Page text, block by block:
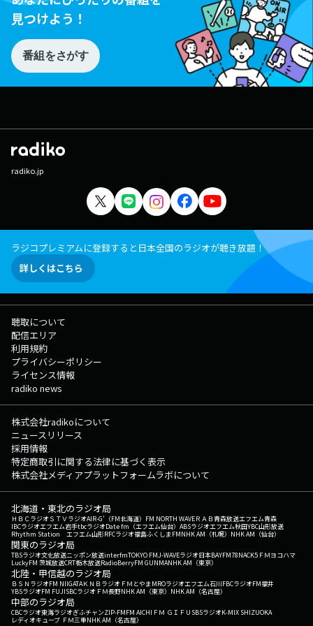
見つけよう！
番組をさがす
radiko.jp
ラジコプレミアムに登録すると日本全国のラジオが聴き放題！
詳しくはこちら
聴取について
配信エリア
利用規約
プライバシーポリシー
ライセンス情報
radiko news
株式会社radikoについて
ニュースリリース
採用情報
特定商取引に関する法律に基づく表示
株式会社メディアプラットフォームラボについて
北海道・東北のラジオ局
ＨＢＣラジオＳＴＶラジオAIR-G'（FM北海道） FM NORTH WAVEＲＡＢ青森放送エフエム青森
IBCラジオエフエム岩手tbcラジオDate fm（エフエム仙台） ABSラジオエフエム秋田YBC山形放送
Rhythm Station エフエム山形RFCラジオ福島ふくしまFMNHK AM（札幌） NHK AM（仙台）
関東のラジオ局
TBSラジオ文化放送ニッポン放送interfmTOKYO FMJ-WAVEラジオ日本BAYFM78NACK5 ＦＭヨコハマ
LuckyFM 茨城放送CRT栃木放送RadioBerryFM GUNMANHK AM（東京）
北陸・甲信越のラジオ局
ＢＳＮラジオFM NIIGATAＫＮＢラジオ ＦＭとやまMROラジオエフエム石川FBCラジオFM福井
YBSラジオFM FUJISBCラジオ ＦＭ長野NHK AM（東京） NHK AM（名古屋）
中部のラジオ局
CBCラジオ東海ラジオぎふチャンZIP-FMFM AICHI ＦＭ ＧＩＦＵ SBSラジオK-MIX SHIZUOKA
レディオキューブ ＦＭ三重NHK AM（名古屋）